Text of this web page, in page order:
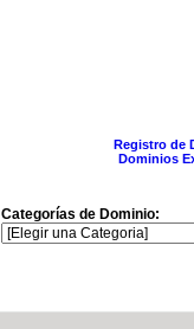
Registro de
Dominios
Categorías de Dominio: